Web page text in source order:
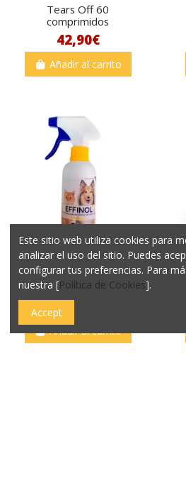
Tears Off 60
comprimidos
42,90€
Añadir al carrito
Spray Antiparasitos
Effinol Perro y Gato
20,50€
Añadir al carrito
Este sitio web utiliza cookies para
analizar el uso del sitio. Puedes
configurar tus preferencias. Para
nuestra [Política de Cookies].
Accept